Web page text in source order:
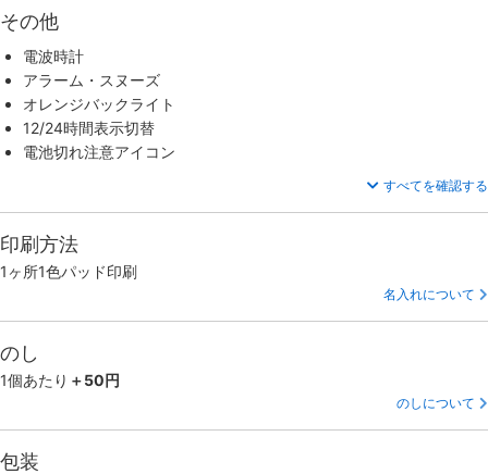
その他
電波時計
アラーム・スヌーズ
オレンジバックライト
12/24時間表示切替
電池切れ注意アイコン
すべてを確認する
印刷方法
1ヶ所1色パッド印刷
名入れについて
のし
1個あたり ＋50円
のしについて
包装